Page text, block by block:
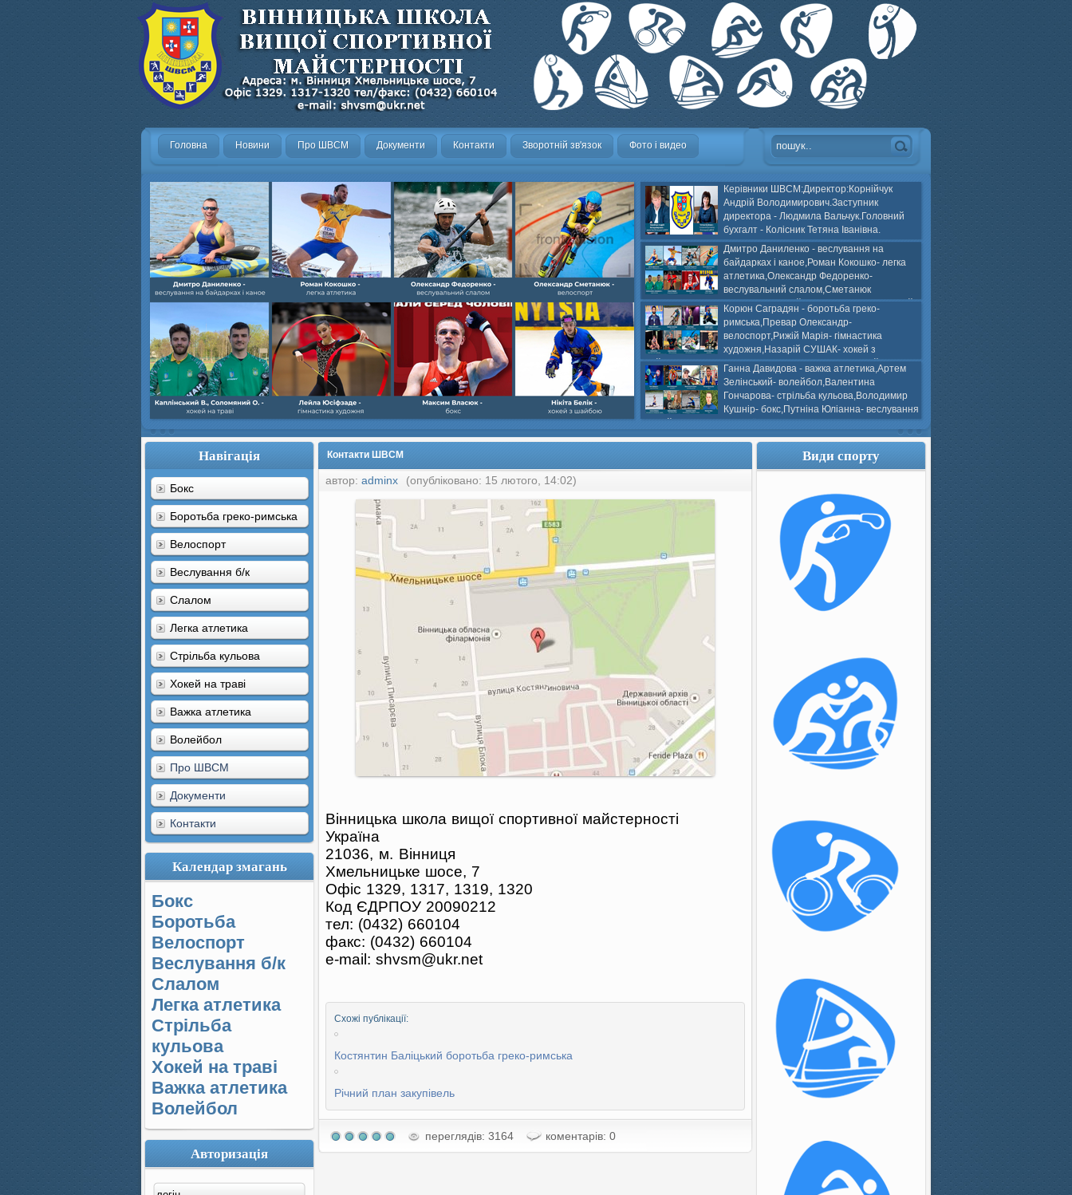
Головна Новини Про ШВСМ Документи Контакти Зворотній зв'язок Фото і видео
Керівники ШВСМ:Директор:Корнійчук
Андрій Володимирович.Заступник
директора - Людмила Вальчук.Головний
бухгалт - Колісник Тетяна Іванівна.
Дмитро Даниленко - веслування на
байдарках і каное,Роман Кокошко- легка
атлетика,Олександр Федоренко-
веслувальний слалом,Сметанюк
Олександр- велоспорт,Каплінський Володимир, Соломяний
Олександр- хокей на траві,Лейла Юсіфзаде- гімнастика
художня,Максим Власюк- бокс,Нікіта БЕЛІК- хокей з шайбою.
Корюн Саградян - боротьба греко-
римська,Превар Олександр-
велоспорт,Рижій Марія- гімнастика
художня,Назарій СУШАК- хокей з
шайбою,Ігор Бичков- боротьба греко-римська,Сергій
Колісник- важка атлетика,Вікторія Добротворська-
веслвальний слалом,Валерія Якушева - волейбол.
Ганна Давидова - важка атлетика,Артем
Зелінський- волейбол,Валентина
Гончарова- стрільба кульова,Володимир
Кушнір- бокс,Путніна Юліанна- веслування
на байдарках і каное,Моїсеєнко Марія- стрільба
кульова,Селезньов Г. веслування на байдарках і
Навігація
Бокс
Боротьба греко-римська
Велоспорт
Веслування б/к
Cлалом
Легка атлетика
Стрільба кульова
Хокей на траві
Важка атлетика
Волейбол
Про ШВСМ
Документи
Контакти
Календар змагань
Бокс
Боротьба
Велоспорт
Веслування б/к
Cлалом
Легка атлетика
Стрільба
кульова
Хокей на траві
Важка атлетика
Волейбол
Авторизація
Контакти ШВСМ
автор: adminx (опубліковано: 15 лютого, 14:02)
Вінницька школа вищої спортивної майстерності
Україна
21036, м. Вінниця
Хмельницьке шосе, 7
Офіс 1329, 1317, 1319, 1320
Код ЄДРПОУ 20090212
тел: (0432) 660104
факс: (0432) 660104
e-mail: shvsm@ukr.net
Схожі публікації:
Костянтин Баліцький боротьба греко-римська
Річний план закупівель
переглядів: 3164 коментарів: 0
Види спорту